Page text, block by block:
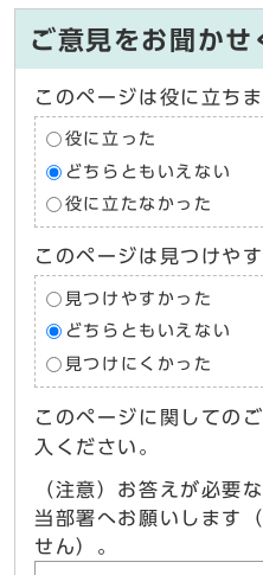
ご意見をお聞かせ
このページは役に立ち
役に立った
どちらともいえない
役に立たなかった
このページは見つけや
見つけやすかった
どちらともいえない
見つけにくかった
このページに関しての
入ください。
（注意）お答えが必要
当部署へお願いします
せん）。